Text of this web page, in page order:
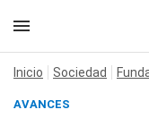
Inicio Sociedad
AVANCES